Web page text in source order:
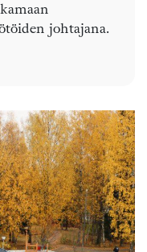
johtajana.